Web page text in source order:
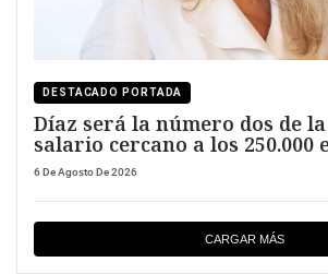
DESTACADO PORTADA
Díaz será la número dos de
salario cercano a los 250.000
6 De Agosto De 2026
CARGAR MÁS